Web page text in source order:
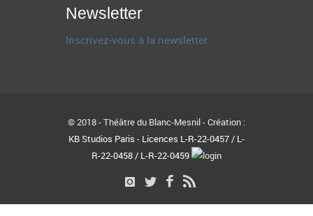
Newsletter
Inscrivez-vous à la newsletter.
© 2018 - Théâtre du Blanc-Mesnil - Création :
KB Studios Paris - Licences L-R-22-0457 / L-
R-22-0458 / L-R-22-0459